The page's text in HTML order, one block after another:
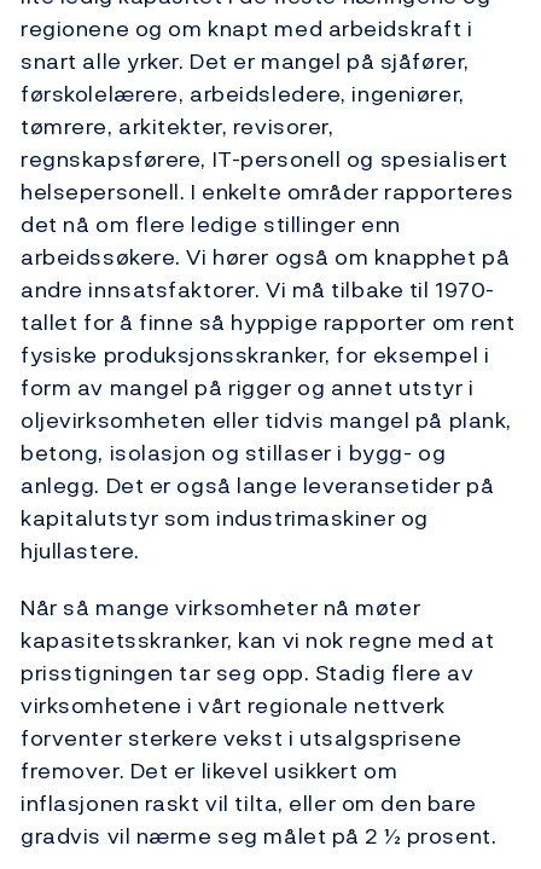
regionene og om knapt med arbeidskraft i
snart alle yrker. Det er mangel på sjåfører,
førskolelærere, arbeidsledere, ingeniører,
tømrere, arkitekter, revisorer,
regnskapsførere, IT-personell og spesialisert
helsepersonell. I enkelte områder rapporteres
det nå om flere ledige stillinger enn
arbeidssøkere. Vi hører også om knapphet på
andre innsatsfaktorer. Vi må tilbake til 1970-
tallet for å finne så hyppige rapporter om rent
fysiske produksjonsskranker, for eksempel i
form av mangel på rigger og annet utstyr i
oljevirksomheten eller tidvis mangel på plank,
betong, isolasjon og stillaser i bygg- og
anlegg. Det er også lange leveransetider på
kapitalutstyr som industrimaskiner og
hjullastere.
Når så mange virksomheter nå møter
kapasitetsskranker, kan vi nok regne med at
prisstigningen tar seg opp. Stadig flere av
virksomhetene i vårt regionale nettverk
forventer sterkere vekst i utsalgsprisene
fremover. Det er likevel usikkert om
inflasjonen raskt vil tilta, eller om den bare
gradvis vil nærme seg målet på 2 ½ prosent.